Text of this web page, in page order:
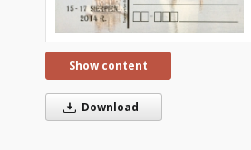
Show content
Download